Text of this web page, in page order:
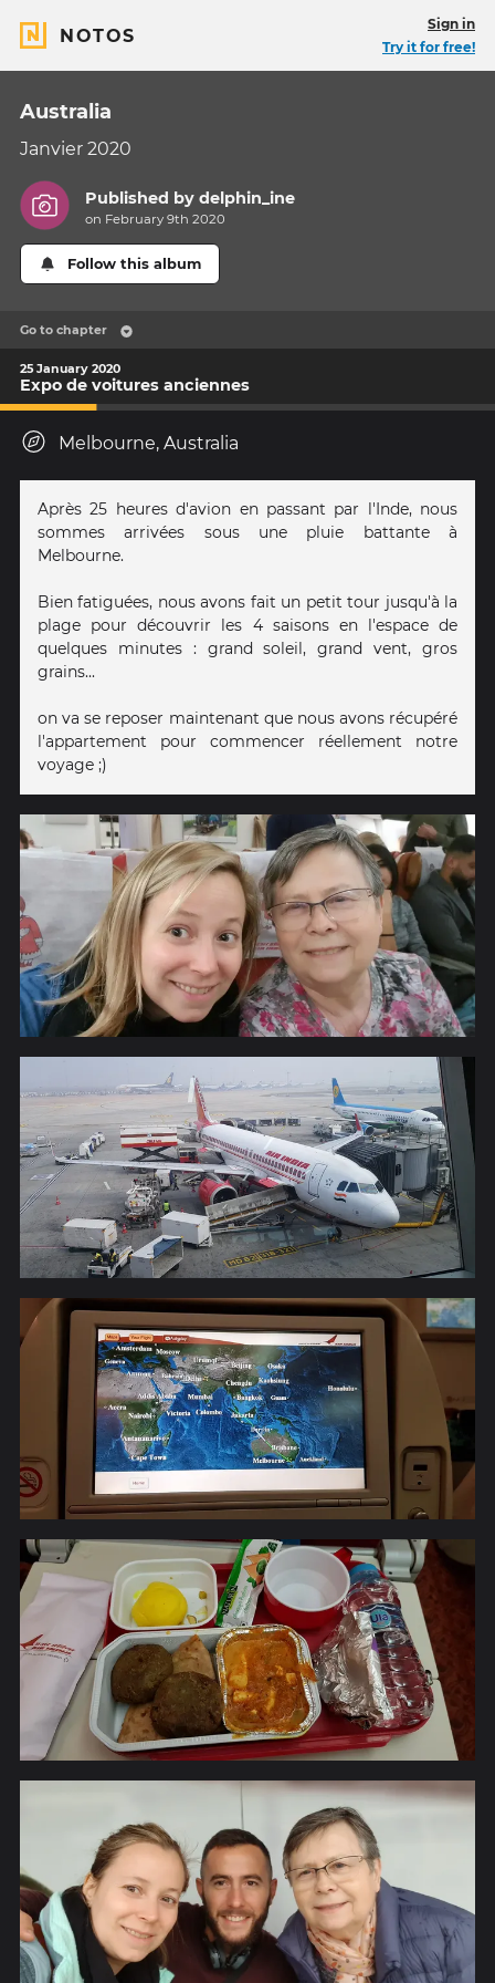
NOTOS
Sign in
Try it for free!
Australia
Janvier 2020
Published bydelphin_ine
on February 9th 2020
Follow this album
Go to chapter
25 January 2020
Expo de voitures anciennes
Melbourne, Australia
Après 25 heures d'avion en passant par l'Inde, nous
sommes arrivées sous une pluie battante à
Melbourne.
Bien fatiguées, nous avons fait un petit tour jusqu'à la
plage pour découvrir les 4 saisons en l'espace de
quelques minutes : grand soleil, grand vent, gros
grains...
on va se reposer maintenant que nous avons récupéré
l'appartement pour commencer réellement notre
voyage ;)